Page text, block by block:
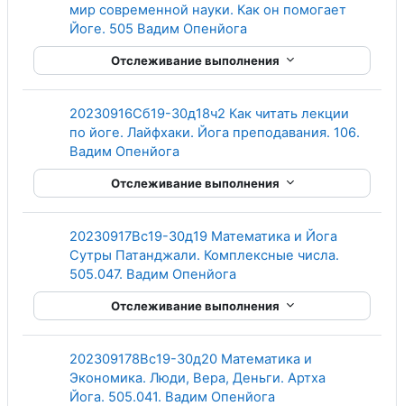
мир современной науки. Как он помогает
Йоге. 505 Вадим ОпенйогаГиперссылка
Отслеживание выполнения
20230916Сб19-30д18ч2 Как читать лекции
по йоге. Лайфхаки. Йога преподавания. 106.
Вадим ОпенйогаГиперссылка
Отслеживание выполнения
20230917Вс19-30д19 Математика и Йога
Сутры Патанджали. Комплексные числа.
505.047. Вадим ОпенйогаГиперссылка
Отслеживание выполнения
202309178Вс19-30д20 Математика и
Экономика. Люди, Вера, Деньги. Артха
Йога. 505.041. Вадим ОпенйогаГиперссылка